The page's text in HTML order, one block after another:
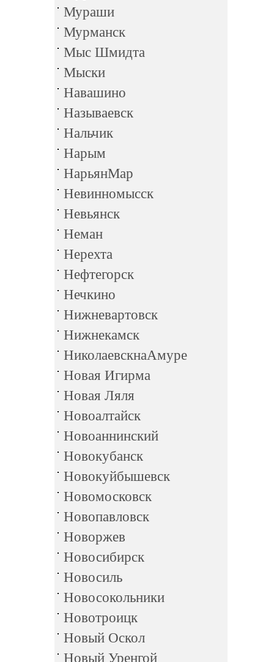
Мураши
Мурманск
Мыс Шмидта
Мыски
Навашино
Называевск
Нальчик
Нарым
НарьянМар
Невинномысск
Невьянск
Неман
Нерехта
Нефтегорск
Нечкино
Нижневартовск
Нижнекамск
НиколаевскнаАмуре
Новая Игирма
Новая Ляля
Новоалтайск
Новоаннинский
Новокубанск
Новокуйбышевск
Новомосковск
Новопавловск
Новоржев
Новосибирск
Новосиль
Новосокольники
Новотроицк
Новый Оскол
Новый Уренгой